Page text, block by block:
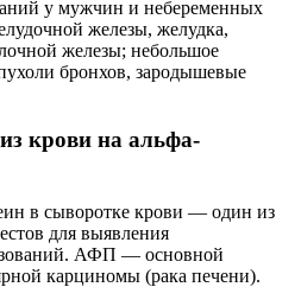
у мужчин и небеременных
железы, желудка,
железы; небольшое
бронхов, зародышевые
крови на альфа-
в сыворотке крови — один из
для выявления
АФП — основной
карциномы (рака печени).